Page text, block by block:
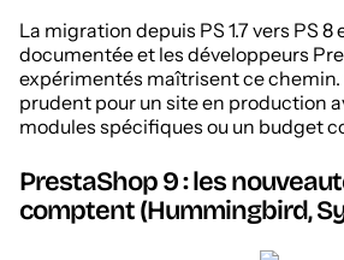
La migration depuis PS 1.7 vers PS 8
documentée et les développeurs
expérimentés maîtrisent ce chemin.
prudent pour un site en production
modules spécifiques ou un budget
PrestaShop 9 : les
comptent (Hummingbird,